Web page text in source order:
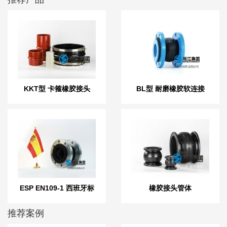
KKT型 卡箍橡胶接头 BL型 耐磨橡胶软连接
ESP EN109-1 西班牙标
橡胶接头管体
推荐案例